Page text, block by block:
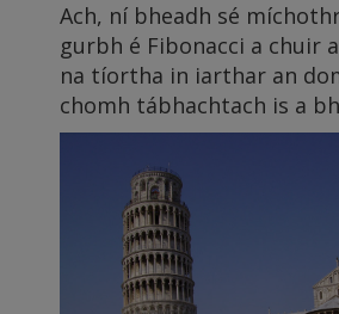
Ach, ní bheadh sé
gurbh é Fibonacci a chuir
na tíortha in iarthar an
chomh tábhachtach is a